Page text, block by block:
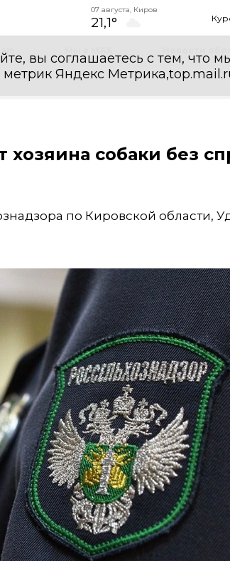
07 августа, Киров
21,1°
вы соглашаетесь с тем, что
Яндекс
собаки без
по Кировской области,